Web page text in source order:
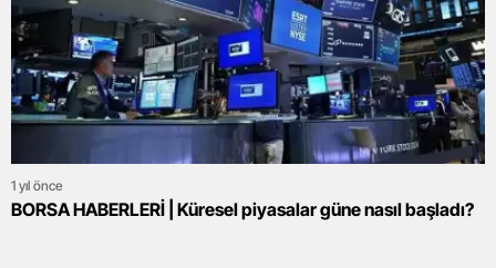
1 yıl önce
BORSA HABERLERİ | Küresel piyasalar güne nasıl başladı?